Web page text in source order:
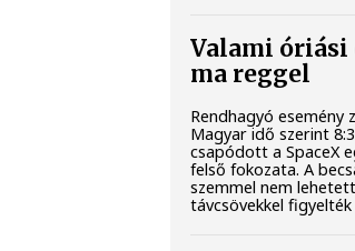
Valami óriási
ma reggel
Rendhagyó esemény
Magyar idő szerint
csapódott a SpaceX
felső fokozata. A
szemmel nem
távcsövekkel